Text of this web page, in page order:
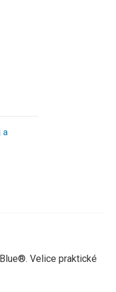
a
Velice praktické